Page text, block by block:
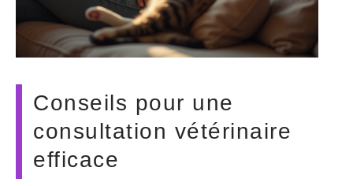
Conseils pour une
consultation vétérinaire
efficace